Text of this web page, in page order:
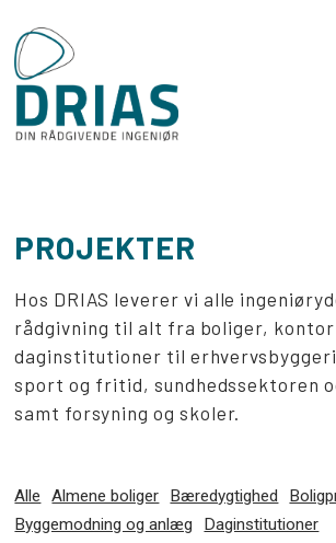
the
content
PROJEKTER
Hos DRIAS leverer vi alle
rådgivning til alt fra boliger, kontor
daginstitutioner til
sport og fritid, sundhedssektoren
samt forsyning og skoler.
Alle Almene boliger Bæredygtighed
Byggemodning og anlæg
Daginstitutioner